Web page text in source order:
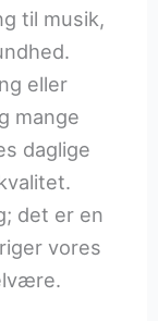
til musik,
eller
mange
daglige
det er en
vores